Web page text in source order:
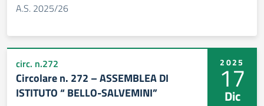
A.S. 2025/26
2025
17
Dic
circ. n.272
Circolare n. 272 – ASSEMBLEA DI
ISTITUTO “ BELLO-SALVEMINI”